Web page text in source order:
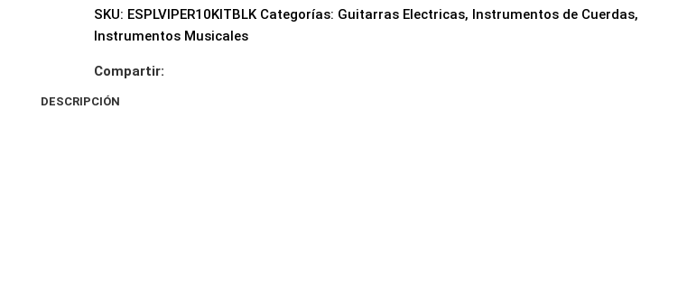
SKU: ESPLVIPER10KITBLK Categorías: Guitarras Electricas, Instrumentos de Cuerdas,
Instrumentos Musicales
Compartir:
DESCRIPCIÓN